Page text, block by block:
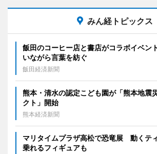
みん経トピックス
飯田のコーヒー店と書店がコラボイベ
いながら言葉を紡ぐ
飯田経済新聞
熊本・清水の認定こども園が「熊本地震
クト」開始
熊本経済新聞
マリタイムプラザ高松で恐竜展 動くテ
乗れるフィギュアも